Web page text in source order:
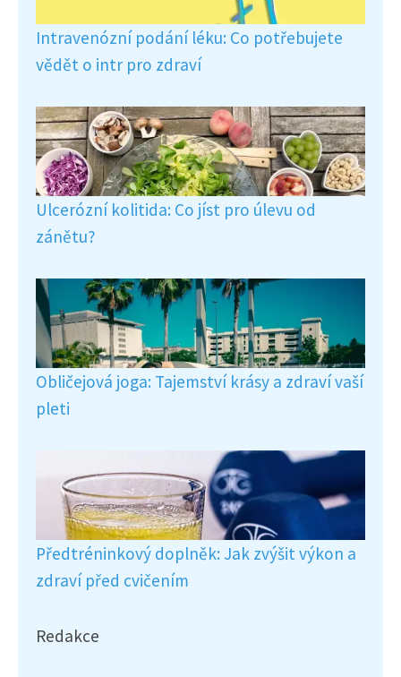
Intravenózní podání léku: Co potřebujete
vědět o intr pro zdraví
Ulcerózní kolitida: Co jíst pro úlevu od
zánětu?
Obličejová joga: Tajemství krásy a zdraví vaší
pleti
Předtréninkový doplněk: Jak zvýšit výkon a
zdraví před cvičením
Redakce